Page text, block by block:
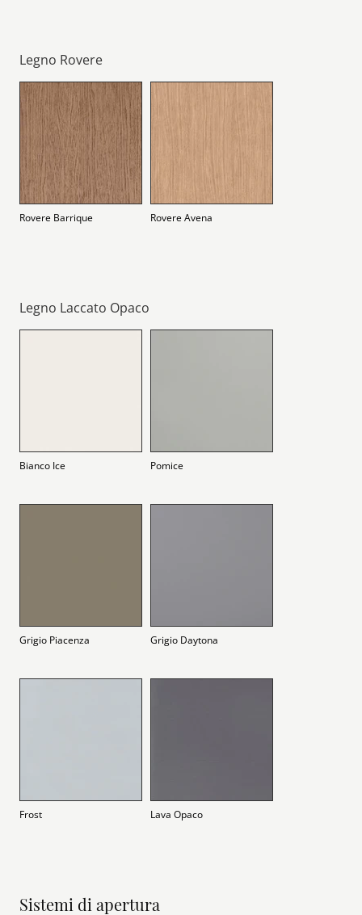
Legno Rovere
Rovere Barrique Rovere Avena
Legno Laccato Opaco
Bianco Ice Pomice
Grigio Piacenza Grigio Daytona
Frost Lava Opaco
Sistemi di apertura